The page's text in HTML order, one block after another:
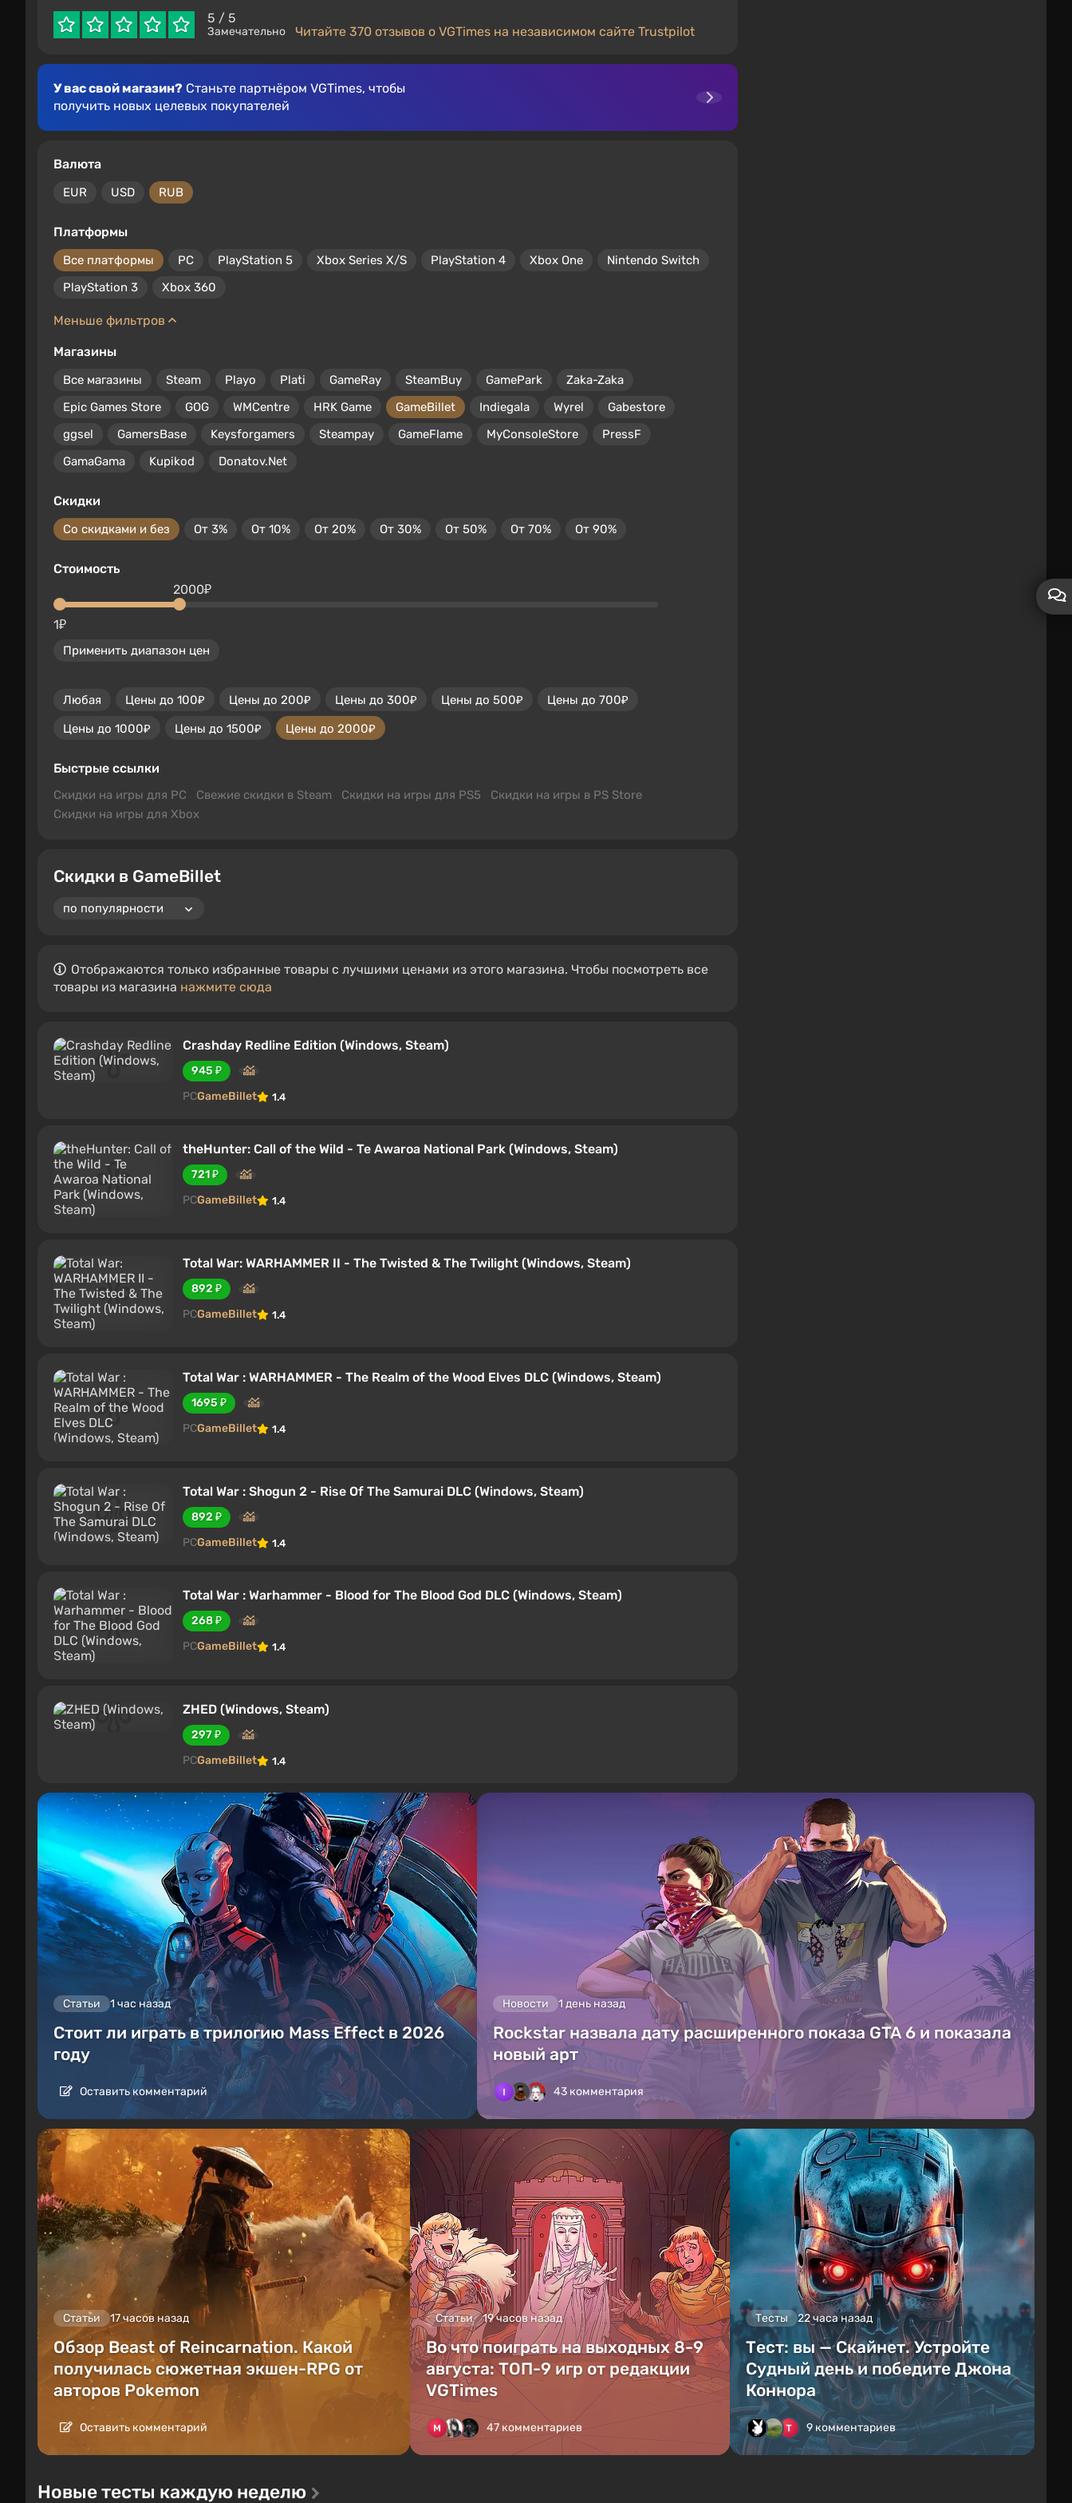
5 / 5
Замечательно Читайте 370 отзывов о VGTimes на независимом сайте Trustpilot
У вас свой магазин? Станьте партнёром VGTimes, чтобы
получить новых целевых покупателей
Валюта
EUR USD RUB
Платформы
Все платформы PC PlayStation 5 Xbox Series X/S PlayStation 4 Xbox One
Nintendo Switch
PlayStation 3
Xbox 360
Меньше фильтров
Магазины
Все магазины Steam Playo Plati GameRay SteamBuy GamePark
Zaka-Zaka
Epic Games Store
GOG WMCentre HRK Game GameBillet Indiegala Wyrel
Gabestore
ggsel
GamersBase Keysforgamers Steampay GameFlame MyConsoleStore
PressF
GamaGama
Kupikod Donatov.Net
Скидки
Со скидками и без От 3% От 10% От 20% От 30% От 50% От 70% От 90%
Стоимость
1₽
2000₽
Применить диапазон цен
Любая Цены до 100₽ Цены до 200₽ Цены до 300₽ Цены до 500₽
Цены до 700₽
Цены до 1000₽
Цены до 1500₽ Цены до 2000₽
Быстрые ссылки
Скидки на игры для PC Свежие скидки в Steam Скидки на игры для PS5
Скидки на игры в PS Store
Скидки на игры для Xbox
Скидки в GameBillet
Отображаются только избранные товары с лучшими ценами из этого магазина. Чтобы посмотреть все
товары из магазина нажмите сюда
Crashday Redline Edition (Windows, Steam)
945 ₽
PCGameBillet 1.4
theHunter: Call of the Wild - Te Awaroa National Park (Windows, Steam)
721 ₽
PCGameBillet 1.4
Total War: WARHAMMER II - The Twisted & The Twilight (Windows, Steam)
892 ₽
PCGameBillet 1.4
Total War : WARHAMMER - The Realm of the Wood Elves DLC (Windows, Steam)
1695 ₽
PCGameBillet 1.4
Total War : Shogun 2 - Rise Of The Samurai DLC (Windows, Steam)
892 ₽
PCGameBillet 1.4
Total War : Warhammer - Blood for The Blood God DLC (Windows, Steam)
268 ₽
PCGameBillet 1.4
ZHED (Windows, Steam)
297 ₽
PCGameBillet 1.4
Статьи 1 час назад
Стоит ли играть в трилогию Mass Effect в 2026
году
Оставить комментарий
Новости 1 день назад
Rockstar назвала дату расширенного показа GTA 6 и показала
новый арт
43 комментария
Статьи 17 часов назад
Обзор Beast of Reincarnation. Какой
получилась сюжетная экшен-RPG от
авторов Pokemon
Оставить комментарий
Статьи 19 часов назад
Во что поиграть на выходных 8-9
августа: ТОП-9 игр от редакции
VGTimes
47 комментариев
Тесты 22 часа назад
Тест: вы — Скайнет. Устройте
Судный день и победите Джона
Коннора
9 комментариев
Новые тесты каждую неделю